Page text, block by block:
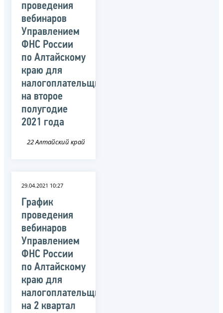
проведения
вебинаров
Управлением
ФНС России
по Алтайскому
краю для
налогоплательщиков
на второе
полугодие
2021 года
22 Алтайский край
29.04.2021 10:27
График
проведения
вебинаров
Управлением
ФНС России
по Алтайскому
краю для
налогоплательщиков
на 2 квартал